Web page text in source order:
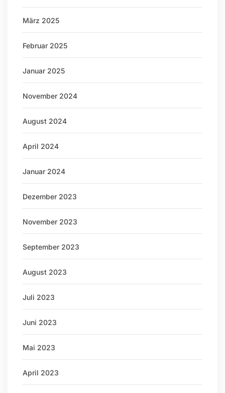
März 2025
Februar 2025
Januar 2025
November 2024
August 2024
April 2024
Januar 2024
Dezember 2023
November 2023
September 2023
August 2023
Juli 2023
Juni 2023
Mai 2023
April 2023